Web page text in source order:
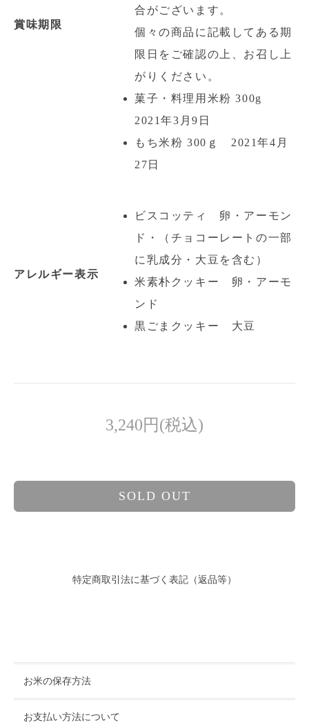
賞味期限
合がございます。
個々の商品に記載してある期
限日をご確認の上、お召し上
がりください。
菓子・料理用米粉 300g
2021年3月9日
もち米粉 300ｇ 2021年4月
27日
アレルギー表示
ビスコッティ 卵・アーモン
ド・（チョコーレートの一部
に乳成分・大豆を含む）
米素朴クッキー 卵・アーモ
ンド
黒ごまクッキー 大豆
3,240円(税込)
SOLD OUT
特定商取引法に基づく表記（返品等）
お米の保存方法
お支払い方法について